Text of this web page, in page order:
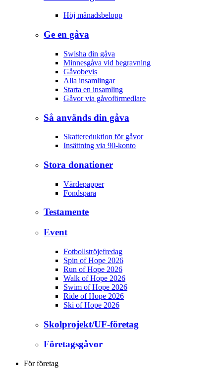
Höj månadsbelopp
Ge en gåva
Swisha din gåva
Minnesgåva vid begravning
Gåvobevis
Alla insamlingar
Starta en insamling
Gåvor via gåvoförmedlare
Så används din gåva
Skattereduktion för gåvor
Insättning via 90-konto
Stora donationer
Värdepapper
Fondspara
Testamente
Event
Fotbollströjefredag
Spin of Hope 2026
Run of Hope 2026
Walk of Hope 2026
Swim of Hope 2026
Ride of Hope 2026
Ski of Hope 2026
Skolprojekt/UF-företag
Företagsgåvor
För företag